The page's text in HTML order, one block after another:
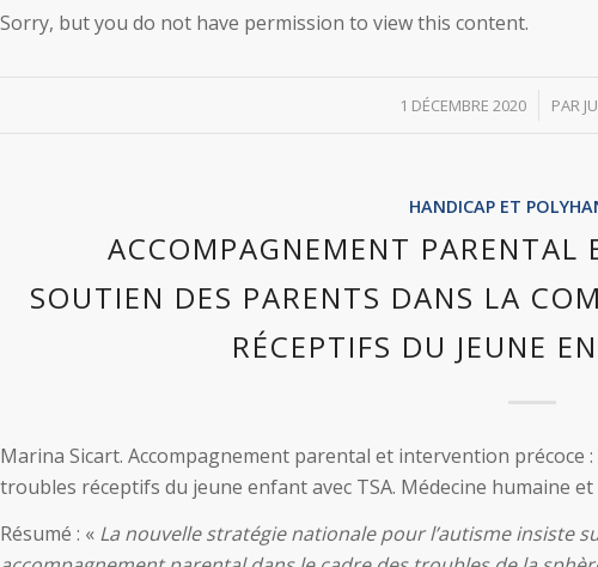
Sorry, but you do not have permission to view this content.
1 DÉCEMBRE 2020
/ PAR
HANDICAP ET
ACCOMPAGNEMENT PARENTAL
SOUTIEN DES PARENTS DANS LA
RÉCEPTIFS DU JEUNE
Marina Sicart. Accompagnement parental et intervention précoce
troubles réceptifs du jeune enfant avec TSA. Médecine humaine
Résumé : « La nouvelle stratégie nationale pour l’autisme insiste